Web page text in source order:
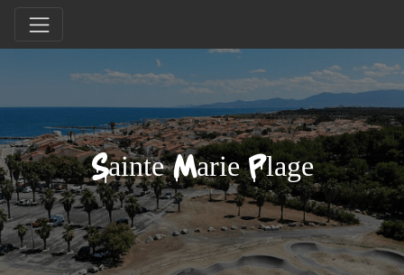
Sainte Marie Plage